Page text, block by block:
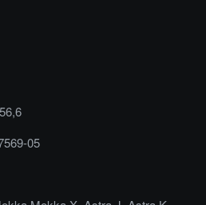
05